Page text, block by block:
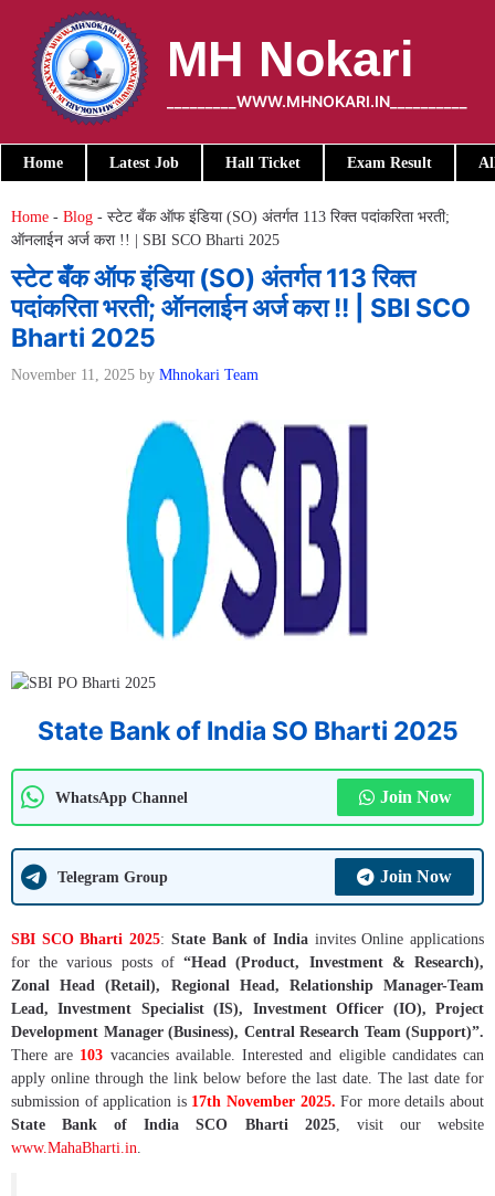
content
MH Nokari
_________WWW.MHNOKARI.IN__________
Home Latest Job Hall Ticket Exam Result
Home - Blog - स्टेट बँक ऑफ इंडिया (SO) अंतर्गत 113 रिक्त पदांकरिता भरती;
ऑनलाईन अर्ज करा !! | SBI SCO Bharti 2025
स्टेट बँक ऑफ इंडिया (SO) अंतर्गत 113 रिक्त
पदांकरिता भरती; ऑनलाईन अर्ज करा !! | SBI SCO
Bharti 2025
November 11, 2025 by Mhnokari Team
State Bank of India SO Bharti 2025
WhatsApp Channel Join Now
Telegram Group Join Now
SBI SCO Bharti 2025: State Bank of Indiainvites Online applications
for the various posts of“Head (Product, Investment & Research),
Zonal Head (Retail), Regional Head, Relationship Manager-Team
Lead, Investment Specialist (IS), Investment Officer (IO), Project
Development Manager (Business), Central Research Team (Support)”.
There are 103 vacancies available. Interested and eligible candidates can
apply online through the link below before the last date. The last date for
submission of application is 17th November 2025. For more details about
State Bank of India SCO Bharti 2025, visit our website
www.MahaBharti.in.